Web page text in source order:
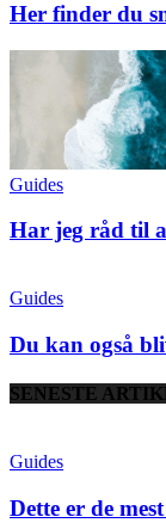
Her finder du
Guides
Har jeg råd til
Guides
Du kan også
SENESTE
Guides
Dette er de